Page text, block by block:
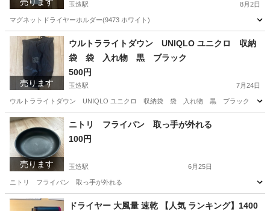
玉造駅 8月2日
マグネットドライヤーホルダー(9473 ホワイト)
大阪 大阪市 玉造駅 照明器具
売ります
ウルトラライトダウン UNIQLO ユニクロ 収納
袋 袋 入れ物 黒 ブラック
500円
玉造駅 7月24日
ウルトラライトダウン UNIQLO ユニクロ 収納袋 袋 入れ物 黒 ブラック
大阪 大阪市 玉造駅 その他 ライトダウン
売ります
ニトリ フライパン 取っ手が外れる
100円
玉造駅 6月25日
ニトリ フライパン 取っ手が外れる
大阪 大阪市 玉造駅 調理器具 フライパン
ドライヤー 大風量 速乾 【人気 ランキング】1400